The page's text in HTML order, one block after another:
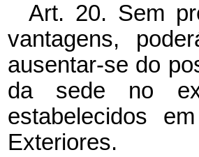
Art. 20. Sem
vantagens,
ausentar-se do
da sede no
estabelecidos
Exteriores.